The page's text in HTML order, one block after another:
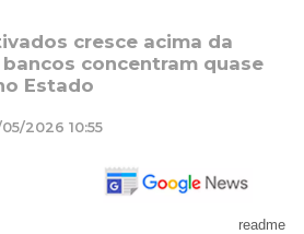
cresce acima da
concentram quase
Estado
2026 10:55
readme